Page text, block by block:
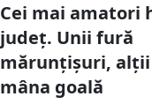
Cei mai amatori
județ. Unii fură
mărunțișuri, alții
mâna goală